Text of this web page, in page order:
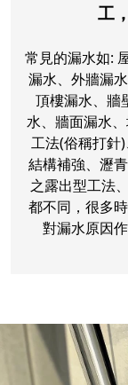
工
常見的漏水如:
漏水、外牆漏
頂樓漏水、牆
水、牆面漏水
工法(俗稱打針
結構補強、瀝
之露出型工法
都不同，很多
對漏水原因